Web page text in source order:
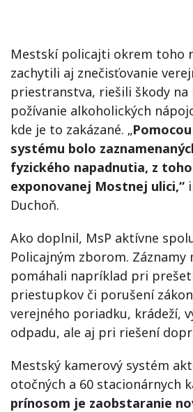
Mestskí policajti okrem toho
zachytili aj znečisťovanie
priestranstva, riešili škody na
požívanie alkoholických
kde je to zakázané. „
systému bolo
fyzického napadnutia, z
exponovanej Mostnej ulici,“
Duchoň.
Ako doplnil, MsP aktívne
Policajným zborom.
pomáhali napríklad pri
priestupkov či porušení
verejného poriadku, krádeží,
odpadu, ale aj pri riešení
Mestský kamerový systém
otočných a 60 stacionárnych
prínosom je zaobstaranie